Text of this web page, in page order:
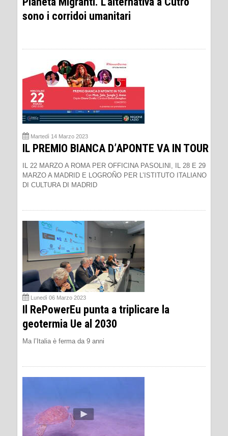
sono i corridoi umanitari
Martedì 14 Marzo 2023
IL PREMIO BIANCA D’APONTE VA IN TOUR
IL 22 MARZO A ROMA PER OFFICINA PASOLINI, IL 28 E 29
MARZO A MADRID E LOGROÑO PER L’ISTITUTO ITALIANO
DI CULTURA DI MADRID
Lunedì 06 Marzo 2023
Il RePowerEu punta a triplicare la
geotermia Ue al 2030
Ma l’Italia è ferma da 9 anni